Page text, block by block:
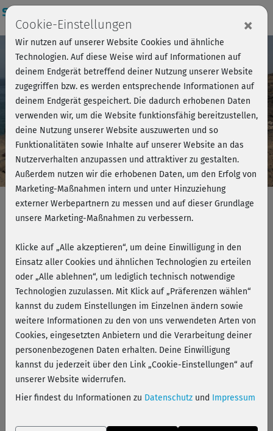
Barrierefreiheit bei
uns
– gemeinsam besser
werden
1. Ziel der Barrierefreiheit
Wir möchten, dass sich alle Menschen auf unserem Portal
wohlfühlen – unabhängig von körperlichen
arbeiten wir stetig daran, unsere Inhalte barrierefrei zu
Cookie-Einstellungen ×
Wir nutzen auf unserer Website Cookies und ähnliche
Technologien. Auf diese Weise wird auf Informationen auf
deinem Endgerät betreffend deiner Nutzung unserer Website
zugegriffen bzw. es werden entsprechende Informationen auf
deinem Endgerät gespeichert. Die dadurch erhobenen Daten
verwenden wir, um die Website funktionsfähig bereitzustellen,
deine Nutzung unserer Website auszuwerten und so
Funktionalitäten sowie Inhalte auf unserer Website an das
Nutzerverhalten anzupassen und attraktiver zu gestalten.
Außerdem nutzen wir die erhobenen Daten, um den Erfolg von
Marketing-Maßnahmen intern und unter Hinzuziehung
externer Werbepartnern zu messen und auf dieser Grundlage
unsere Marketing-Maßnahmen zu verbessern.
Klicke auf „Alle akzeptieren“, um deine Einwilligung in den
Einsatz aller Cookies und ähnlichen Technologien zu erteilen
oder „Alle ablehnen“, um lediglich technisch notwendige
Technologien zuzulassen. Mit Klick auf „Präferenzen wählen“
kannst du zudem Einstellungen im Einzelnen ändern sowie
weitere Informationen zu den von uns verwendeten Arten von
Cookies, eingesetzten Anbietern und die Verarbeitung deiner
personenbezogenen Daten erhalten. Deine Einwilligung
kannst du jederzeit über den Link „Cookie-Einstellungen“ auf
unserer Website widerrufen.
Hier findest du Informationen zu Datenschutz und Impressum